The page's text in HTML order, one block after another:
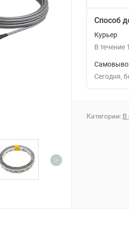
Способ
Курьер
В течение
Сегодня
Категории: В